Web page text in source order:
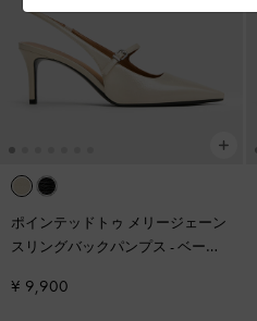
ポインテッドトゥ メリージェーン
スリングバックパンプス -ベージ
¥ 9,900